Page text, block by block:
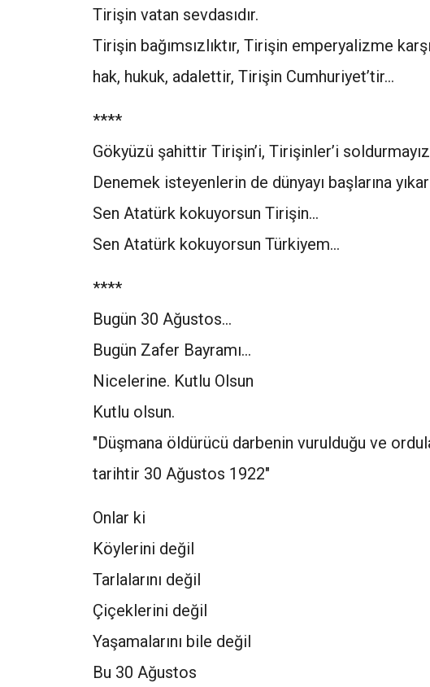
Tirişin vatan sevdasıdır.
Tirişin bağımsızlıktır, Tirişin emperyalizme
hak, hukuk, adalettir, Tirişin Cumhuriyet’tir…
****
Gökyüzü şahittir Tirişin’i, Tirişinler’i
Denemek isteyenlerin de dünyayı başlarına
Sen Atatürk kokuyorsun Tirişin…
Sen Atatürk kokuyorsun Türkiyem…
****
Bugün 30 Ağustos...
Bugün Zafer Bayramı...
Nicelerine. Kutlu Olsun
Kutlu olsun.
"Düşmana öldürücü darbenin vurulduğu ve
tarihtir 30 Ağustos 1922"
Onlar ki
Köylerini değil
Tarlalarını değil
Çiçeklerini değil
Yaşamalarını bile değil
Bu 30 Ağustos